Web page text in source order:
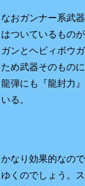
なおガンナー系武
はついているもの
ガンとヘビィボウ
ため武器そのもの
龍弾にも『龍封力
いる。
かなり効果的なの
ゆくのでしょう。